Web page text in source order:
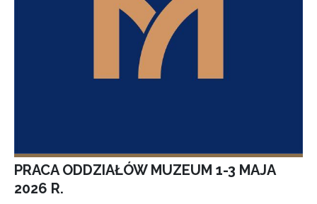
PRACA ODDZIAŁÓW MUZEUM 1-3 MAJA
2026 R.